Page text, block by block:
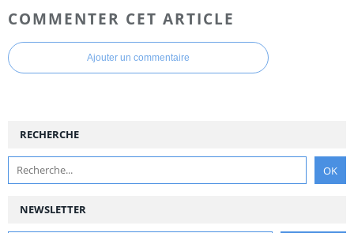
COMMENTER CET ARTICLE
Ajouter un commentaire
NEWSLETTER
RECHERCHE